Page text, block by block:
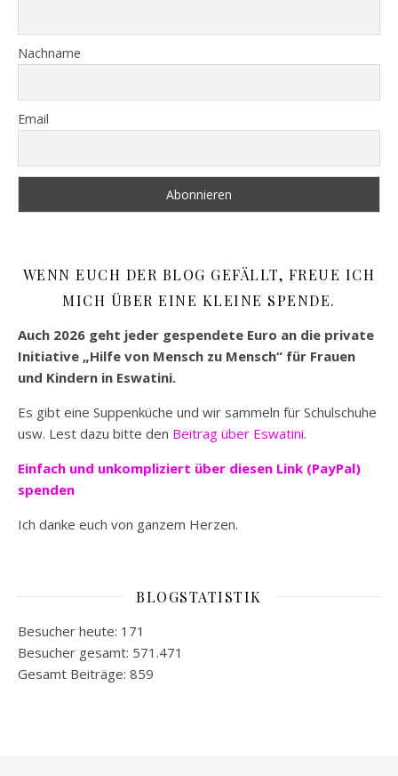
Nachname
Email
WENN EUCH DER BLOG GEFÄLLT, FREUE ICH
MICH ÜBER EINE KLEINE SPENDE.
Auch 2026 geht jeder gespendete Euro an die private
Initiative „Hilfe von Mensch zu Mensch“ für Frauen
und Kindern in Eswatini.
Es gibt eine Suppenküche und wir sammeln für Schulschuhe
usw. Lest dazu bitte den Beitrag über Eswatini.
Einfach und unkompliziert über diesen Link (PayPal)
spenden
Ich danke euch von ganzem Herzen.
BLOGSTATISTIK
Besucher heute: 171
Besucher gesamt: 571.471
Gesamt Beiträge: 859